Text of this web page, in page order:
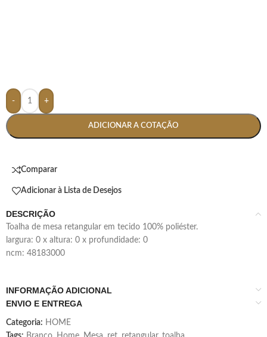
- +
ADICIONAR A COTAÇÃO
Comparar
Adicionar à Lista de Desejos
DESCRIÇÃO
toalha de mesa retangular em tecido 100% poliéster.
largura: 0 x altura: 0 x profundidade: 0
ncm: 48183000
INFORMAÇÃO ADICIONAL
ENVIO E ENTREGA
Categoria: HOME